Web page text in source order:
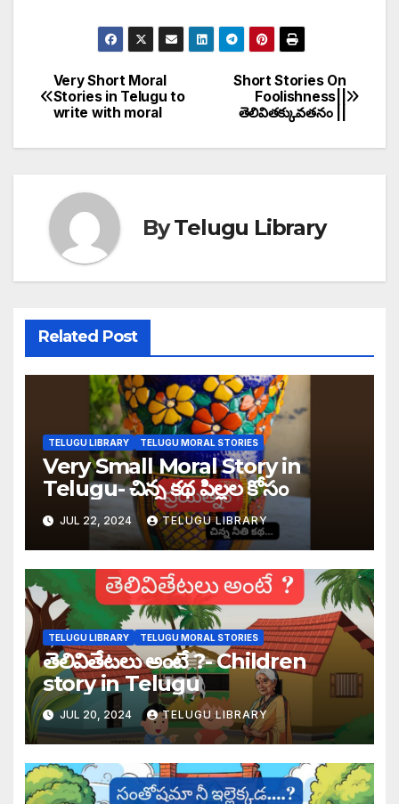
Post
navigation
Short Stories On
Foolishness||
తెలివితక్కువతనం ||
Very Short Moral
Stories in Telugu to
write with moral
ByTelugu Library
Related Post
TELUGU LIBRARY TELUGU MORAL STORIES
Very Small Moral Story in
Telugu- చిన్న కథ పిల్లల కోసం
JUL 22, 2024 TELUGU LIBRARY
TELUGU LIBRARY TELUGU MORAL STORIES
తెలివితేటలు అంటే ?- Children
story in Telugu
JUL 20, 2024 TELUGU LIBRARY